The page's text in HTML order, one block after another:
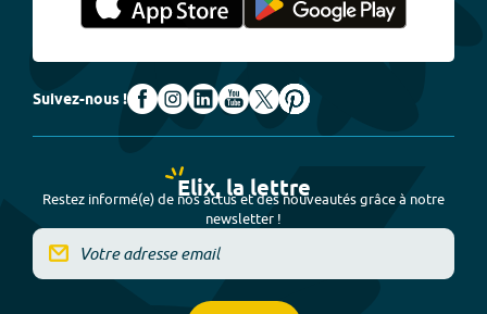
Suivez-nous !
Elix, la lettre
Restez informé(e) de nos actus et des nouveautés grâce à notre
newsletter !